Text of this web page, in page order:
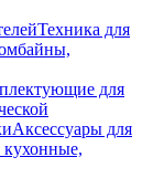
Техника для
для
Аксессуары для